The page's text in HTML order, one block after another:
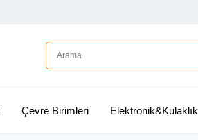
Çevre Birimleri Elektronik&Kulaklık